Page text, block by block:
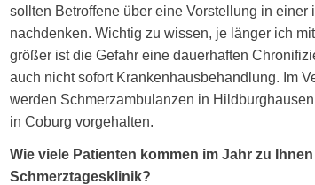
sollten Betroffene über eine Vorstellung in
nachdenken. Wichtig zu wissen, je länger ich
größer ist die Gefahr eine dauerhaften
auch nicht sofort Krankenhausbehandlung. Im
werden Schmerzambulanzen in
in Coburg vorgehalten.
Wie viele Patienten kommen im Jahr zu
Schmerztagesklinik?